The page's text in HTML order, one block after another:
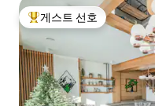
상위 게스트 선호
게스트 선호